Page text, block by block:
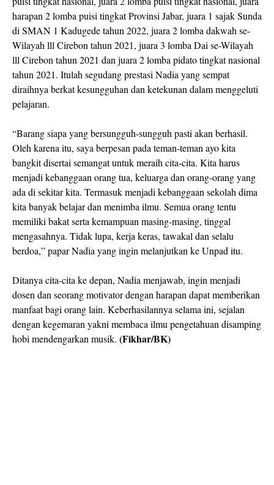
harapan 2 lomba puisi tingkat Provinsi Jabar, juara 1 sajak Sunda
di SMAN 1 Kadugede tahun 2022, juara 2 lomba dakwah se-
Wilayah lll Cirebon tahun 2021, juara 3 lomba Dai se-Wilayah
lll Cirebon tahun 2021 dan juara 2 lomba pidato tingkat nasional
tahun 2021. Itulah segudang prestasi Nadia yang sempat
diraihnya berkat kesungguhan dan ketekunan dalam menggeluti
pelajaran.
“Barang siapa yang bersungguh-sungguh pasti akan berhasil.
Oleh karena itu, saya berpesan pada teman-teman ayo kita
bangkit disertai semangat untuk meraih cita-cita. Kita harus
menjadi kebanggaan orang tua, keluarga dan orang-orang yang
ada di sekitar kita. Termasuk menjadi kebanggaan sekolah dima
kita banyak belajar dan menimba ilmu. Semua orang tentu
memiliki bakat serta kemampuan masing-masing, tinggal
mengasahnya. Tidak lupa, kerja keras, tawakal dan selalu
berdoa,” papar Nadia yang ingin melanjutkan ke Unpad itu.
Ditanya cita-cita ke depan, Nadia menjawab, ingin menjadi
dosen dan seorang motivator dengan harapan dapat memberikan
manfaat bagi orang lain. Keberhasilannya selama ini, sejalan
dengan kegemaran yakni membaca ilmu pengetahuan disamping
hobi mendengarkan musik. (Fikhar/BK)